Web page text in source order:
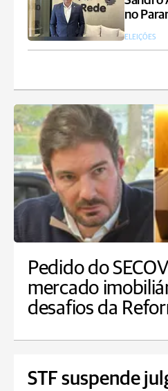
no
ELEIÇÕES
Pedido do
mercado
desafios da
STF suspende